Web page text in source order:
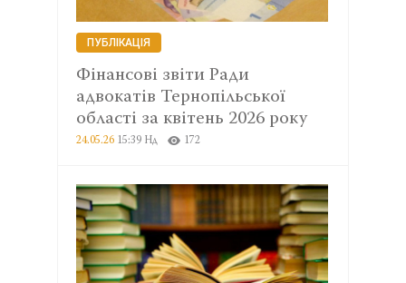
ПУБЛІКАЦІЯ
Фінансові звіти Ради
адвокатів Тернопільської
області за квітень 2026 року
24.05.26 15:39 Нд 172